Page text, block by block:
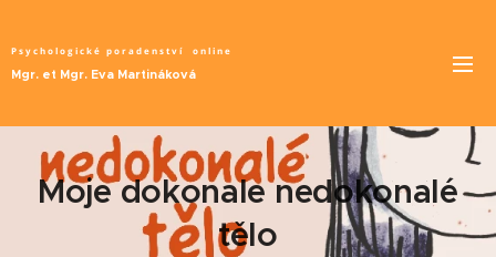
Psychologické poradenství online
Mgr. et Mgr. Eva Martináková
Moje dokonale nedokonalé
tělo